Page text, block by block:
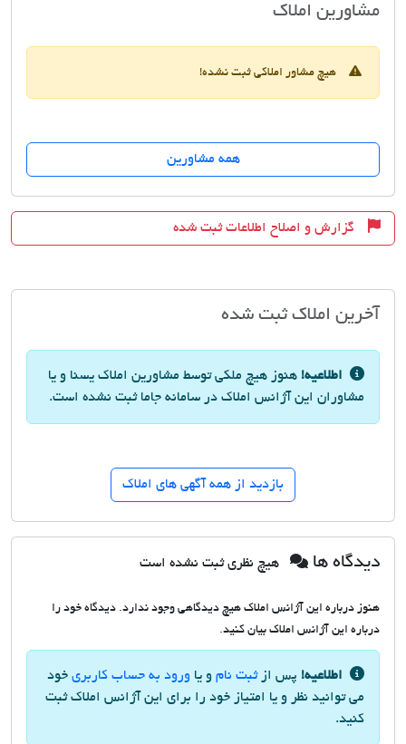
مشاورین املاکمشاورین املاک یسنا
هیچ مشاور املاکی ثبت نشده!
همه مشاورین
گزارش و اصلاح اطلاعات ثبت شده
آخرین املاک ثبت شده
اطلاعیه! هنوز هیچ ملکی توسط مشاورین املاک یسنا و یا
مشاوران این آژانس املاک در سامانه جاما ثبت نشده است.
بازدید از همه آگهی های املاک
دیدگاه ها هیچ نظری ثبت نشده است
هنوز درباره این آژانس املاک هیچ دیدگاهی وجود ندارد. دیدگاه خود را
درباره این آژانس املاک بیان کنید.
اطلاعیه! پس ازثبت نام و یا ورود به حساب کاربری خود
می توانید نظر و یا امتیاز خود را برای این آژانس املاک ثبت
کنید.